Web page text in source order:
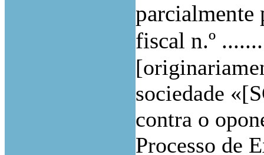
parcialmente
fiscal n.º
sociedade
contra o
Processo de